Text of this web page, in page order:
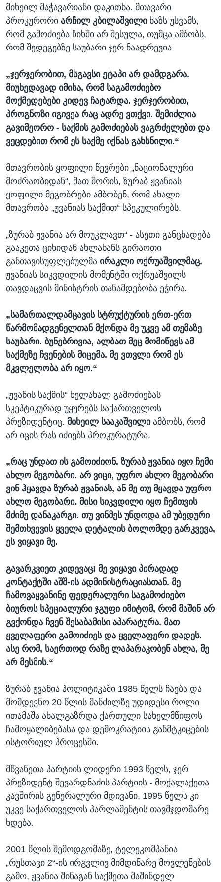
მიხეილ მაჭავარიანი დაკითხა. მთავარი
პროკურორი არჩილ კბილაშვილიხაზს უსვამს,
რომ გამოძიება ჩიხში არ შესულა, თუმცა ამბობს,
რომ შედეგებზე საუბარი ჯერ ნაადრევია
„ჯერჯერობით, მსგავსი ეტაპი არ დამდგარა.
მიუხედავად იმისა, რომ საგამოძიებო
მოქმედებები კიდევ ჩატარდა. ჯერჯერობით,
პროგნოზი იგივეა რაც ადრე ვთქვი. შემიძლია
გავიმეორო - საქმის გამოძიებას ვაგრძელებთ და
ვეცდებით რომ ეს საქმე იქნას გახსნილი.“
მთავრობის ყოფილი წევრები „ნაციონალური
მოძრაობიდან“, მათ შორის, ზურაბ ჟვანიას
ყოფილი მეგობრები ამბობენ, რომ ახალი
მთავრობა „ჟვანიას საქმით“ სპეკულირებს.
„ზურაბ ჟვანია არ მოუკლავთ“ - ასეთი განცხადება
გააკეთა ციხიდან ახლახანს გირაოთი
განთავისუფლებულმა ირაკლი ოქრუაშვილმაც.
ჟვანიას სიკვდილის მომენტში ოქრუაშვილს
თავდაცვის მინისტრის თანამდებობა ეჭირა.
„სამართალდამცავის სტრუქტურის ერთ-ერთ
წარმომადგენელთან მქონდა მე უკვე ამ თემაზე
საუბარი. ბუნებრივია, ალბათ მეც მომიწევს ამ
საქმეზე ჩვენების მიცემა. მე ვთვლი რომ ეს
მკვლელობა არ იყო.“
„ჟვანის საქმის“ ხელახალ გამოძიებას
სკეპტიკურად უყურებს საქართველოს
პრეზიდენტიც. მიხეილ სააკაშვილიამბობს, რომ
არ იცის რას იძიებს პროკურატურა.
„რაც უნდათ ის გამოიძიონ. ზურაბ ჟვანია იყო ჩემი
ახლო მეგობარი. არ ვიცი, უფრო ახლო მეგობარი
ვინ ჰყავდა ზურაბ ჟვანიას, ან მე თუ მყავდა უფრო
ახლო მეგობარი. მისი სიკვდილი იყო ჩემთვის
მძიმე დანაკარგი. თუ ვინმეს უნდოდა ამ უბედური
შემთხვევის ყველა დეტალის ბოლომდე გარკვევა,
ეს ვიყავი მე.
გავარკვიეთ კიდევაც! მე ვიყავი პირადად
კონტაქტში აშშ-ის ადმინისტრაციასთან. მე
ჩამოვაყვანინე ფედერალური საგამოძიებო
ბიუროს სპეციალური ჯგუფი იმიტომ, რომ მაშინ არ
გვქონდა ჩვენ შესაბამისი აპარატურა. მათ
ყველაფერი გამოიძიეს და ყველაფერი დადეს.
ასე რომ, საერთოდ რაზე ლაპარაკობენ ახლა, მე
არ მესმის.“
ზურაბ ჟვანია პოლიტიკაში 1985 წელს ჩაება და
მომდევნო 20 წლის მანძილზე უდიდესი როლი
ითამაშა ახალგაზრდა ქართული სახელმწიფოს
ჩამოყალიბებასა და დემოკრატიის განმტკიცების
ისტორიულ პროცესში.
მწვანეთა პარტიის ლიდერი 1993 წელს, ჯერ
პრეზიდენტ შევარდნაძის პარტიის - მოქალაქეთა
კავშირის გენერალური მდივანი, 1995 წელს კი
უკვე საქართველოს პარლამენტის თავმჯდომარე
ხდება.
2001 წლის შემოდგომაზე, ტელეკომპანია
„რუსთავი 2“-ის ირგვლივ მიმდინარე მოვლენების
გამო, ჟვანია შინაგან საქმეთა მაშინდელ